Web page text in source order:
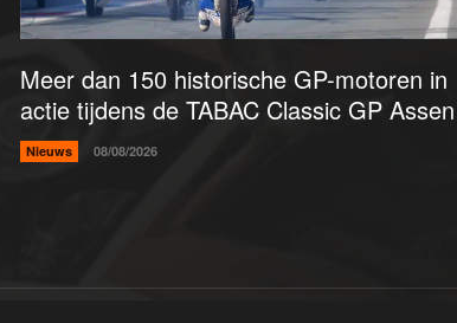
Meer dan 150 historische GP-motoren in
actie tijdens de TABAC Classic GP Assen
Nieuws 08/08/2026